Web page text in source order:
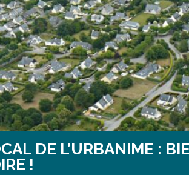
DE L’URBANIME :
!